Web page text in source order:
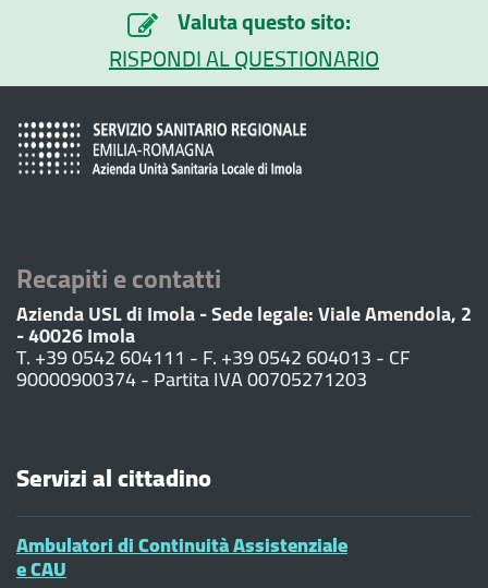
Valuta questo sito:
RISPONDI AL QUESTIONARIO
Recapiti e contatti
Azienda USL di Imola - Sede legale: Viale Amendola, 2
- 40026 Imola
T. +39 0542 604111 - F. +39 0542 604013 - CF
90000900374 - Partita IVA 00705271203
Servizi al cittadino
Ambulatori di Continuità Assistenziale
e CAU